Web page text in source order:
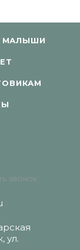
МАЛЫШИ
ЗВОНОК
ул.